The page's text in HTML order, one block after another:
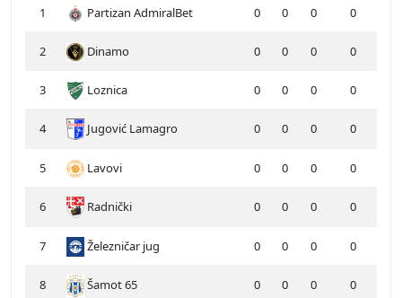
1 Partizan AdmiralBet 0 0 0 0
2 Dinamo 0 0 0 0
3 Loznica 0 0 0 0
4 Jugović Lamagro 0 0 0 0
5 Lavovi 0 0 0 0
6 Radnički 0 0 0 0
7 Železničar jug 0 0 0 0
8 Šamot 65 0 0 0 0